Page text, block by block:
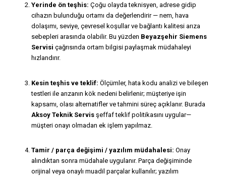
Yerinde ön teşhis: Çoğu olayda teknisyen, adrese gidip
cihazın bulunduğu ortamı da değerlendirir — nem, hava
dolaşımı, seviye, çevresel koşullar ve bağlantı kalitesi arıza
sebepleri arasında olabilir. Bu yüzden Beyazşehir Siemens
Servisi çağrısında ortam bilgisi paylaşmak müdahaleyi
hızlandırır.
Kesin teşhis ve teklif: Ölçümler, hata kodu analizi ve bileşen
testleri ile arızanın kök nedeni belirlenir; müşteriye işin
kapsamı, olası alternatifler ve tahmini süreç açıklanır. Burada
Aksoy Teknik Servisşeffaf teklif politikasını uygular—
müşteri onayı olmadan ek işlem yapılmaz.
Tamir / parça değişimi / yazılım müdahalesi: Onay
alındıktan sonra müdahale uygulanır. Parça değişiminde
orijinal veya onaylı muadil parçalar kullanılır; yazılım